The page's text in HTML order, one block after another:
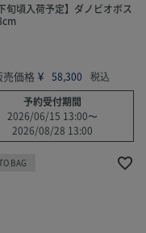
旬頃入荷予定】ダノビオボス
売価格 ¥ 58,300
税込
予約受付期間
2026/06/15 13:00〜
2026/08/28 13:00
BAG